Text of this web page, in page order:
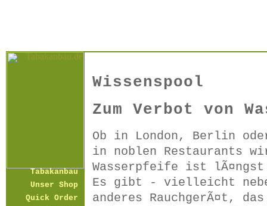
Tabakanbau
Unser Shop
Quick Order
Wissenspool
Zum Verbot von
Ob in London, Berlin
in noblen Restaurants
Wasserpfeife ist lÃ¤ngst
Es gibt - vielleicht
anderes RauchgerÃ¤t,